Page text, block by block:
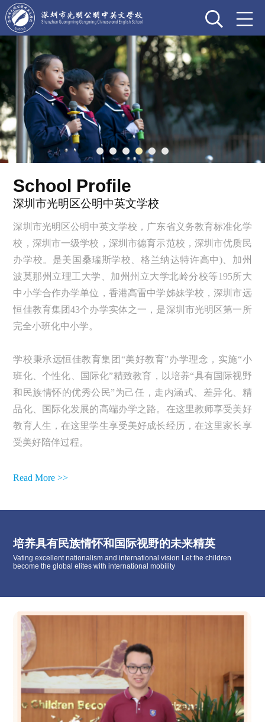
School Profile
深圳市光明区公明中英文学校
深圳市光明区公明中英文学校，广东省义务教育标准化学
校，深圳市一级学校，深圳市德育示范校，深圳市优质民
办学校。是美国桑瑞斯学校、格兰纳达特许高中)、加州
波莫那州立理工大学、加州州立大学北岭分校等195所大
中小学合作办学单位，香港高雷中学姊妹学校，深圳市远
恒佳教育集团43个办学实体之一，是深圳市光明区第一所
完全小班化中小学。
学校秉承远恒佳教育集团“美好教育”办学理念，实施“小
班化、个性化、国际化”精致教育，以培养“具有国际视野
和民族情怀的优秀公民”为己任，走内涵式、差异化、精
品化、国际化发展的高端办学之路。在这里教师享受美好
教育人生，在这里学生享受美好成长经历，在这里家长享
受美好陪伴过程。
Read More >>
培养具有民族情怀和国际视野的未来精英
Vating excellent nationalism and international vision Let the children
become the global elites with international mobility